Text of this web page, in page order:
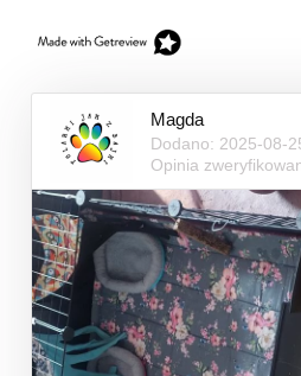
Magda
Dodano: 2025-08-
Opinia